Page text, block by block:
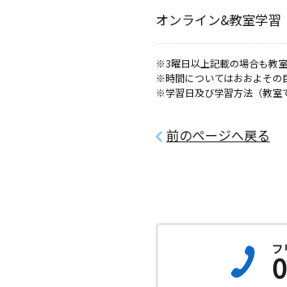
オンライン&教室学習
※3曜日以上記載の場合も教
※時間についてはおおよその
※学習日及び学習方法（教室
前のページへ戻る